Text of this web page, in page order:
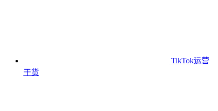
TikTok运营
干货